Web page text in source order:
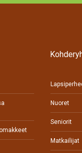
Nuoret
Seniorit
Matkailijat